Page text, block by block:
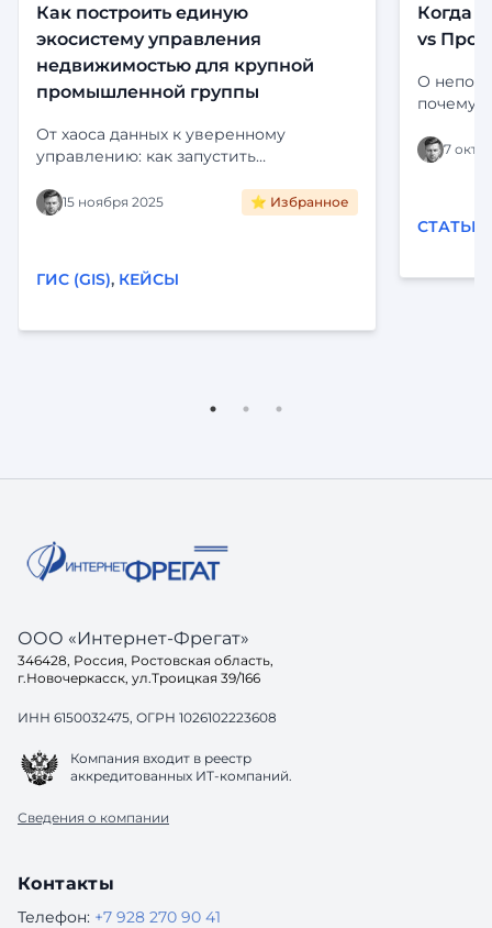
Как построить единую
экосистему управления
недвижимостью для крупной
промышленной группы
От хаоса данных к уверенному
управлению: как запустить
холдинга. Интеграция с ЕГРН,
визуализация на карте и
внедрения «Фарватер-Активы».
15 ноября 2025 ⭐ Избранное
ГИС (GIS), КЕЙСЫ
Когда
vs
О
почему
7
СТАТЬИ
ООО «Интернет-Фрегат»
346428, Россия, Ростовская область,
г.Новочеркасск, ул.Троицкая 39/166
ИНН 6150032475, ОГРН 1026102223608
Компания входит в реестр
аккредитованных ИТ-компаний.
Сведения о компании
Контакты
Телефон: +7 928 270 90 41